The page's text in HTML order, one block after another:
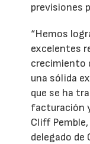
previsiones
“Hemos
excelentes
crecimiento
una sólida
que se ha
facturación
Cliff
delegado de